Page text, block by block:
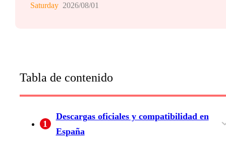
Saturday 2026/08/01
Tabla de contenido
1
Descargas oficiales y compatibilidad en
España